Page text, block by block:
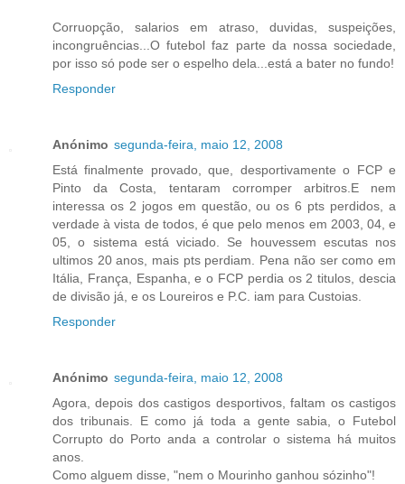
Corruopção, salarios em atraso, duvidas, suspeições,
incongruências...O futebol faz parte da nossa sociedade,
por isso só pode ser o espelho dela...está a bater no fundo!
Responder
Anónimo segunda-feira, maio 12, 2008
Está finalmente provado, que, desportivamente o FCP e
Pinto da Costa, tentaram corromper arbitros.E nem
interessa os 2 jogos em questão, ou os 6 pts perdidos, a
verdade à vista de todos, é que pelo menos em 2003, 04, e
05, o sistema está viciado. Se houvessem escutas nos
ultimos 20 anos, mais pts perdiam. Pena não ser como em
Itália, França, Espanha, e o FCP perdia os 2 titulos, descia
de divisão já, e os Loureiros e P.C. iam para Custoias.
Responder
Anónimo segunda-feira, maio 12, 2008
Agora, depois dos castigos desportivos, faltam os castigos
dos tribunais. E como já toda a gente sabia, o Futebol
Corrupto do Porto anda a controlar o sistema há muitos
anos.
Como alguem disse, "nem o Mourinho ganhou sózinho"!